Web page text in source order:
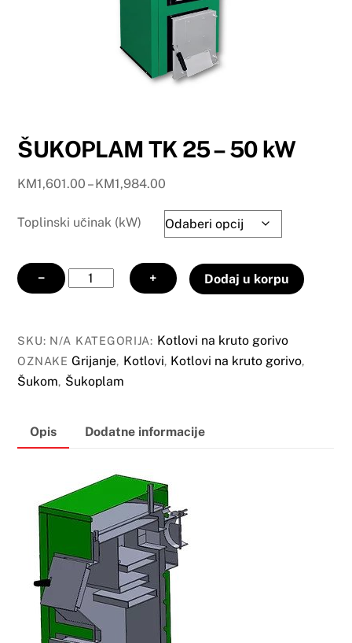
ŠUKOPLAM TK 25 – 50 kW
KM1,601.00 – KM1,984.00
KM1,601.00
through
Toplinski učinak (kW)
−
ŠUKOPLAM
TK
-
50
kW
+ Dodaj u korpu
SKU: N/A KATEGORIJA: Kotlovi na kruto gorivo
OZNAKEGrijanje, Kotlovi, Kotlovi na kruto gorivo,
Šukom, Šukoplam
Opis Dodatne informacije